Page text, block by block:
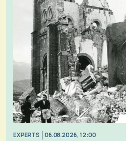
EXPERTS 06.08.2026, 12:00